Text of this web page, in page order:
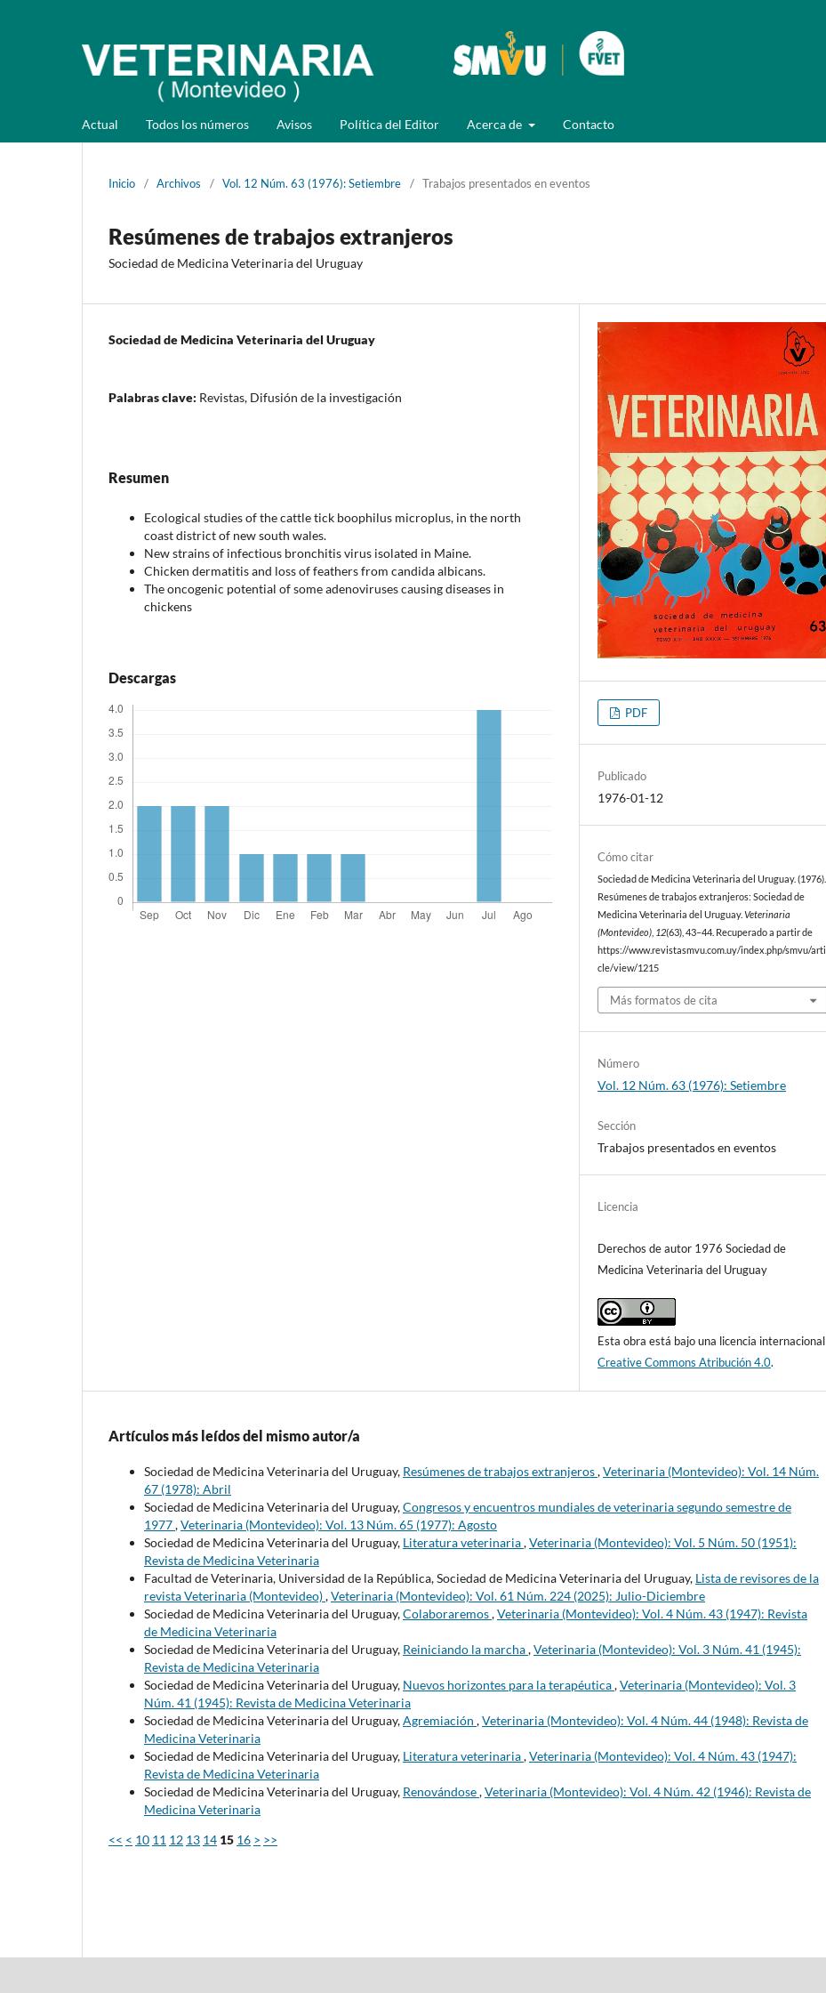
Actual Todos los números Avisos Política del Editor Acerca de Contacto
Inicio / Archivos / Vol. 12 Núm. 63 (1976): Setiembre / Trabajos presentados en eventos
Resúmenes de trabajos extranjeros
Sociedad de Medicina Veterinaria del Uruguay
Sociedad de Medicina Veterinaria del Uruguay
Palabras clave: Revistas, Difusión de la investigación
Resumen
Ecological studies of the cattle tick boophilus microplus, in the north
coast district of new south wales.
New strains of infectious bronchitis virus isolated in Maine.
Chicken dermatitis and loss of feathers from candida albicans.
The oncogenic potential of some adenoviruses causing diseases in
chickens
Descargas
PDF
Publicado
1976-01-12
Cómo citar
Sociedad de Medicina Veterinaria del Uruguay. (1976).
Resúmenes de trabajos extranjeros: Sociedad de
Medicina Veterinaria del Uruguay.Veterinaria
(Montevideo) 12(63), 43–44. Recuperado a partir de
https://www.revistasmvu.com.uy/index.php/smvu/arti
cle/view/1215
Más formatos de cita
Número
Vol. 12 Núm. 63 (1976): Setiembre
Sección
Trabajos presentados en eventos
Licencia
Derechos de autor 1976 Sociedad de
Medicina Veterinaria del Uruguay
Esta obra está bajo una licencia internacional
Creative Commons Atribución 4.0.
Artículos más leídos del mismo autor/a
Sociedad de Medicina Veterinaria del Uruguay, Resúmenes de trabajos extranjeros,Veterinaria (Montevideo): Vol. 14 Núm.
67 (1978): Abril
Sociedad de Medicina Veterinaria del Uruguay,Congresos y encuentros mundiales de veterinaria segundo semestre de
1977,Veterinaria (Montevideo): Vol. 13 Núm. 65 (1977): Agosto
Sociedad de Medicina Veterinaria del Uruguay, Literatura veterinaria,Veterinaria (Montevideo): Vol. 5 Núm. 50 (1951):
Revista de Medicina Veterinaria
Facultad de Veterinaria, Universidad de la República, Sociedad de Medicina Veterinaria del Uruguay, Lista de revisores de la
revista Veterinaria (Montevideo),Veterinaria (Montevideo): Vol. 61 Núm. 224 (2025): Julio-Diciembre
Sociedad de Medicina Veterinaria del Uruguay,Colaboraremos,Veterinaria (Montevideo): Vol. 4 Núm. 43 (1947): Revista
de Medicina Veterinaria
Sociedad de Medicina Veterinaria del Uruguay, Reiniciando la marcha,Veterinaria (Montevideo): Vol. 3 Núm. 41 (1945):
Revista de Medicina Veterinaria
Sociedad de Medicina Veterinaria del Uruguay, Nuevos horizontes para la terapéutica,Veterinaria (Montevideo): Vol. 3
Núm. 41 (1945): Revista de Medicina Veterinaria
Sociedad de Medicina Veterinaria del Uruguay,Agremiación ,Veterinaria (Montevideo): Vol. 4 Núm. 44 (1948): Revista de
Medicina Veterinaria
Sociedad de Medicina Veterinaria del Uruguay, Literatura veterinaria,Veterinaria (Montevideo): Vol. 4 Núm. 43 (1947):
Revista de Medicina Veterinaria
Sociedad de Medicina Veterinaria del Uruguay, Renovándose,Veterinaria (Montevideo): Vol. 4 Núm. 42 (1946): Revista de
Medicina Veterinaria
<< < 10 11 12 13 14 15 16 > >>